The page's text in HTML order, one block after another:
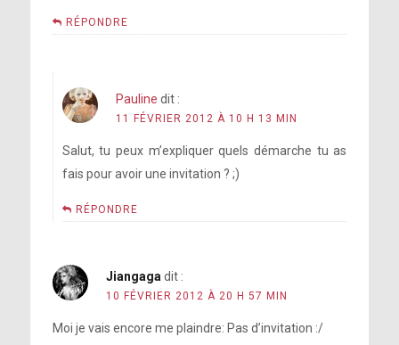
RÉPONDRE
Pauline dit :
11 FÉVRIER 2012 À 10 H 13 MIN
Salut, tu peux m’expliquer quels démarche tu as
fais pour avoir une invitation ? ;)
RÉPONDRE
Jiangaga dit :
10 FÉVRIER 2012 À 20 H 57 MIN
Moi je vais encore me plaindre: Pas d’invitation :/